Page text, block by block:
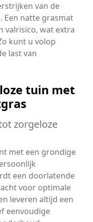
van de
Een natte grasmat
valrisico, wat extra
kunt u volop
last van
tuin met
zorgeloze
met een grondige
een doorlatende
voor optimale
leveren altijd een
eenvoudige